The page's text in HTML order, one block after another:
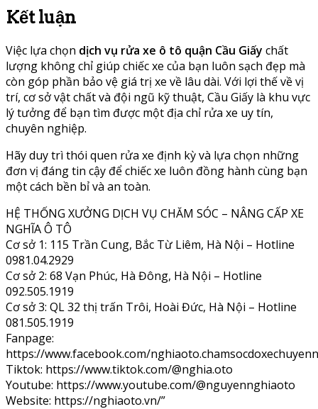
Kết luận
Việc lựa chọn dịch vụ rửa xe ô tô quận Cầu Giấy chất
lượng không chỉ giúp chiếc xe của bạn luôn sạch đẹp mà
còn góp phần bảo vệ giá trị xe về lâu dài. Với lợi thế về vị
trí, cơ sở vật chất và đội ngũ kỹ thuật, Cầu Giấy là khu vực
lý tưởng để bạn tìm được một địa chỉ rửa xe uy tín,
chuyên nghiệp.
Hãy duy trì thói quen rửa xe định kỳ và lựa chọn những
đơn vị đáng tin cậy để chiếc xe luôn đồng hành cùng bạn
một cách bền bỉ và an toàn.
HỆ THỐNG XƯỞNG DỊCH VỤ CHĂM SÓC – NÂNG CẤP XE
NGHĨA Ô TÔ
Cơ sở 1: 115 Trần Cung, Bắc Từ Liêm, Hà Nội – Hotline
0981.04.2929
Cơ sở 2: 68 Vạn Phúc, Hà Đông, Hà Nội – Hotline
092.505.1919
Cơ sở 3: QL 32 thị trấn Trôi, Hoài Đức, Hà Nội – Hotline
081.505.1919
Fanpage:
https://www.facebook.com/
Tiktok: https://www.tiktok.com/@nghia.oto
Youtube: https://www.youtube.com/@nguyennghiaoto
Website: https://nghiaoto.vn/”